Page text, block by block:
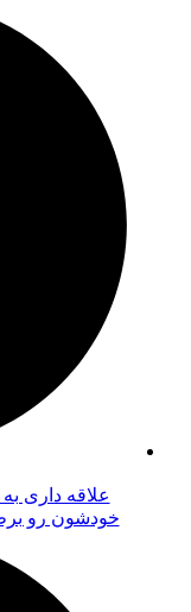
علاقه داری
خودشون رو